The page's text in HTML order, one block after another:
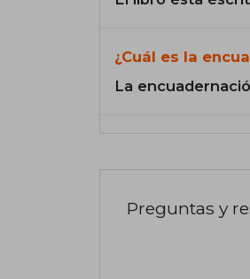
¿Cuál es la
La
Preguntas y